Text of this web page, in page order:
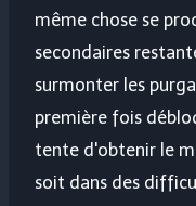
même chose se
secondaires
surmonter les
première fois
tente d'obtenir le
soit dans des